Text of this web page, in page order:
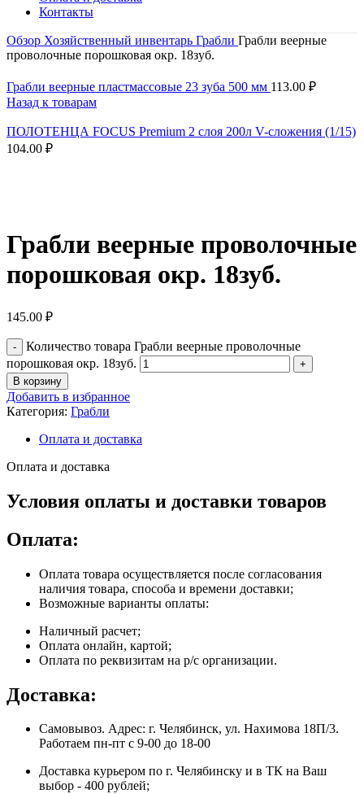
Контакты
Обзор Хозяйственный инвентарь Грабли Грабли веерные
проволочные порошковая окр. 18зуб.
Грабли веерные пластмассовые 23 зуба 500 мм 113.00 ₽
Назад к товарам
ПОЛОТЕНЦА FOCUS Premium 2 слоя 200л V-сложения (1/15)
104.00 ₽
Грабли веерные проволочные
порошковая окр. 18зуб.
145.00 ₽
Количество товара Грабли веерные проволочные
порошковая окр. 18зуб.
В корзину
Добавить в избранное
Категория: Грабли
Оплата и доставка
Оплата и доставка
Условия оплаты и доставки товаров
Оплата:
Оплата товара осуществляется после согласования
наличия товара, способа и времени доставки;
Возможные варианты оплаты:
Наличный расчет;
Оплата онлайн, картой;
Оплата по реквизитам на р/с организации.
Доставка:
Самовывоз. Адрес: г. Челябинск, ул. Нахимова 18П/3.
Работаем пн-пт с 9-00 до 18-00
Доставка курьером по г. Челябинску и в ТК на Ваш
выбор - 400 рублей;